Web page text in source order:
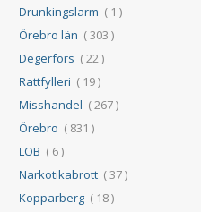
Drunkingslarm ( 1 )
Örebro län ( 303 )
Degerfors ( 22 )
Rattfylleri ( 19 )
Misshandel ( 267 )
Örebro ( 831 )
LOB ( 6 )
Narkotikabrott ( 37 )
Kopparberg ( 18 )